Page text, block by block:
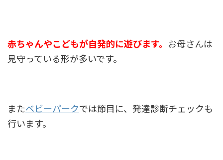
赤ちゃんやこどもが自発的に遊びます。 お母さんは
見守っている形が多いです。
またベビーパークでは節目に、発達診断チェックも
行います。